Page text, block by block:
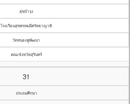
สุขบำรุง
โรงเรียนสุขพรหมมีศรัทธาญาติ
วัดหนองคูพัฒนา
คณะจังหวัดสุรินทร์
31
ประถมศึกษา